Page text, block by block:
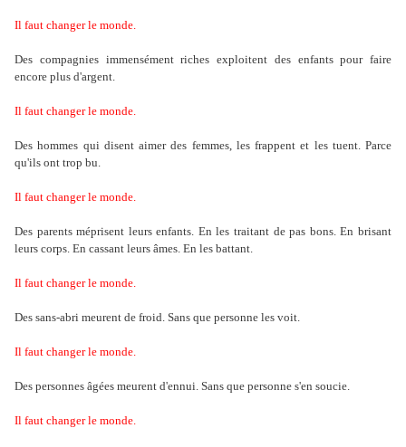
Il faut changer le monde.
Des compagnies immensément riches exploitent des enfants pour faire
encore plus d'argent.
Il faut changer le monde.
Des hommes qui disent aimer des femmes, les frappent et les tuent. Parce
qu'ils ont trop bu.
Il faut changer le monde.
Des parents méprisent leurs enfants. En les traitant de pas bons. En brisant
leurs corps. En cassant leurs âmes. En les battant.
Il faut changer le monde.
Des sans-abri meurent de froid. Sans que personne les voit.
Il faut changer le monde.
Des personnes âgées meurent d'ennui. Sans que personne s'en soucie.
Il faut changer le monde.